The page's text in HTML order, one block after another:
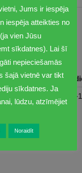
Ceturtdiena
08:00-
Jums ir iespēja
iespēja atteikties no
vien Jūsu
sīkdatnes). Lai šī
nepieciešamās
šajā vietnē var tikt
sīkdatnes. Ja
lūdzu, atzīmējiet
Noraidīt